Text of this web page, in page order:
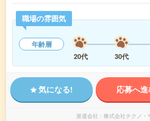
職場の雰囲気
年齢層
20代
30代
気になる! 応募へ
派遣会社 株式会社テクノ